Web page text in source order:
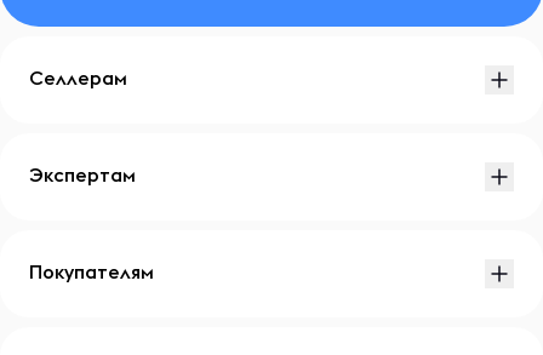
Селлерам
Экспертам
Покупателям